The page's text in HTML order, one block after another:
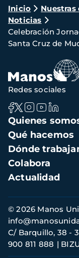
Ruta
de
Inicio Nuestras
Noticias
Celebración
Santa Cruz de
Navegación
principal
Quienes
Qué hacemos
Dónde
Colabora
Actualidad
Redes sociales
Información
de
contacto
© 2026 Manos
C/ Barquillo, 38 -
900 811 888